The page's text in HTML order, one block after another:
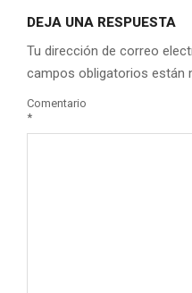
DEJA UNA RESPUESTA
Tu dirección de correo
campos obligatorios están
Comentario
*